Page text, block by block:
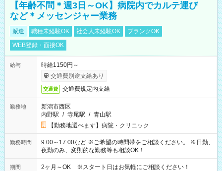
【年齢不問＊週3日～OK】病院内でカルテ運び
など＊メッセンジャー業務
派遣 職種未経験OK 社会人未経験OK
ブランクOK
WEB登録・面接OK
給与
時給1150円～
交通費別途支給あり
交通費 交通費規定内支給
勤務地
新潟市西区
内野駅 / 寺尾駅 / 青山駅
【勤務地選べます】病院・クリニック
勤務時間
9:00～17:00など ※ご希望の時間帯をご相談ください。 ※日勤、
夜勤のみ、変則的な勤務等も相談OK！
期間 2ヶ月～OK ※スタート日はお気軽にご相談ください！